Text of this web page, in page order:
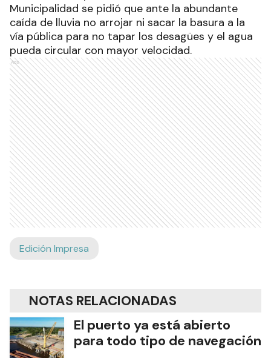
Municipalidad se pidió que ante la abundante
caída de lluvia no arrojar ni sacar la basura a la
vía pública para no tapar los desagües y el agua
pueda circular con mayor velocidad.
Ads
Edición Impresa
NOTAS RELACIONADAS
El puerto ya está abierto
para todo tipo de navegación